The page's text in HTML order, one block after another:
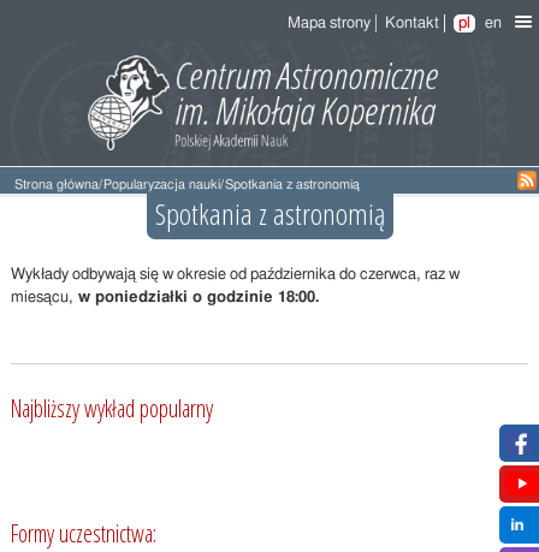
Mapa strony Kontakt pl en
Strona główna/ Popularyzacja nauki/Spotkania z astronomią
Spotkania z astronomią
Wykłady odbywają się w okresie od października do czerwca, raz w
miesącu, w poniedziałki o godzinie 18:00.
Najbliższy wykład popularny
Formy uczestnictwa: